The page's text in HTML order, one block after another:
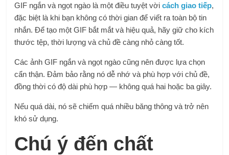
GIF ngắn và ngọt ngào là một điều tuyệt vờicách giao tiếp,
đặc biệt là khi bạn không có thời gian để viết ra toàn bộ tin
nhắn. Để tạo một GIF bắt mắt và hiệu quả, hãy giữ cho kích
thước tệp, thời lượng và chủ đề càng nhỏ càng tốt.
Các ảnh GIF ngắn và ngọt ngào cũng nên được lựa chọn
cẩn thận. Đảm bảo rằng nó dễ nhớ và phù hợp với chủ đề,
đồng thời có độ dài phù hợp — không quá hai hoặc ba giây.
Nếu quá dài, nó sẽ chiếm quá nhiều băng thông và trở nên
khó sử dụng.
Chú ý đến chất